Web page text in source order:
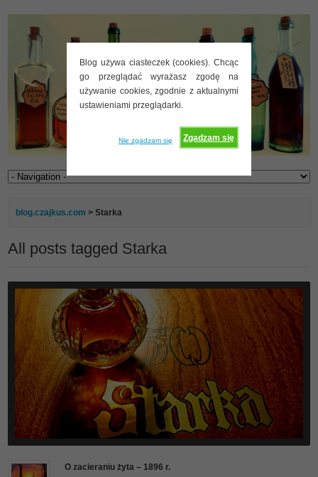
Blog używa ciasteczek (cookies). Chcąc
go przeglądać wyrażasz zgodę na
używanie cookies, zgodnie z aktualnymi
ustawieniami przeglądarki.
Zgadzam się
Nie zgadzam się
blog.czajkus.com >Starka
All posts tagged Starka
O zacieraniu żyta – 1896 r.